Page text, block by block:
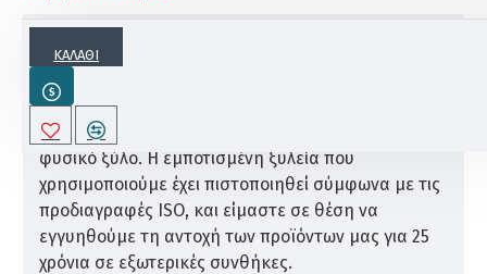
ΚΑΛΆΘΙ
Η εταιρεία Tesias Wooden Products κατασκευάζει
αυτήν την ξαπλώστρα παραλίας εξολοκλήρου από
φυσικό ξύλο. Η εμποτισμένη ξυλεία που
χρησιμοποιούμε έχει πιστοποιηθεί σύμφωνα με τις
προδιαγραφές ISO, και είμαστε σε θέση να
εγγυηθούμε τη αντοχή των προϊόντων μας για 25
χρόνια σε εξωτερικές συνθήκες.